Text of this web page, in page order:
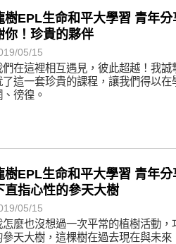
沉澱，才能傾聽。
樹EPL生命和平大學習 青年分
你！珍貴的夥伴
05/15
們在這裡相互遇見，彼此超越！我
了這一套珍貴的課程，讓我們得以
、徬徨。
樹EPL生命和平大學習 青年分
直指心性的參天大樹
05/15
怎麼也沒想過一次平常的植樹活動
參天大樹，這棵樹在過去現在與未來